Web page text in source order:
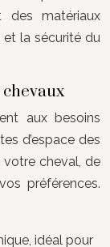
des matériaux
la sécurité du
aux besoins
d’espace des
cheval, de
préférences.
idéal pour